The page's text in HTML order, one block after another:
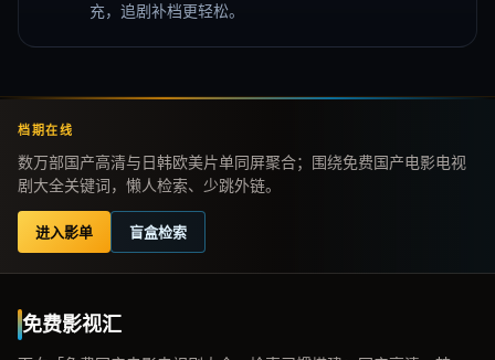
充，追剧补档更轻松。
档期在线
数万部国产高清与日韩欧美片单同屏聚合；围绕免费国产电影电视
剧大全关键词，懒人检索、少跳外链。
进入影单 盲盒检索
免费影视汇